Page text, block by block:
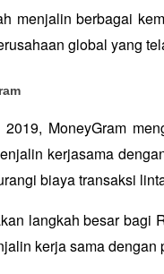
menjalin berbagai
global yang
MoneyGram
kerjasama
biaya transaksi
langkah besar bagi
kerja sama dengan